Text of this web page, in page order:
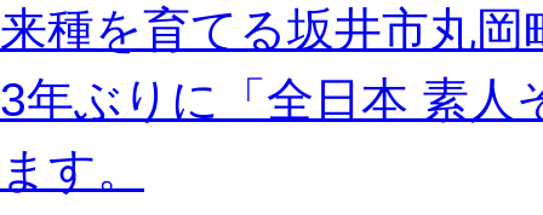
来種を育てる坂井市丸岡
3年ぶりに「全日本 素人
ます。